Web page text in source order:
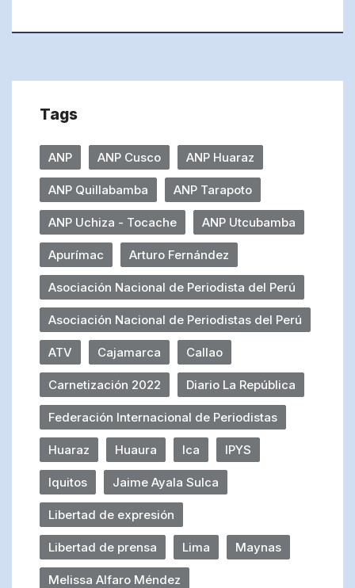
Tags
ANP ANP Cusco ANP Huaraz
ANP Quillabamba ANP Tarapoto
ANP Uchiza - Tocache ANP Utcubamba
Apurímac Arturo Fernández
Asociación Nacional de Periodista del Perú
Asociación Nacional de Periodistas del Perú
ATV Cajamarca Callao
Carnetización 2022 Diario La República
Federación Internacional de Periodistas
Huaraz Huaura Ica IPYS
Iquitos Jaime Ayala Sulca
Libertad de expresión
Libertad de prensa Lima Maynas
Melissa Alfaro Méndez